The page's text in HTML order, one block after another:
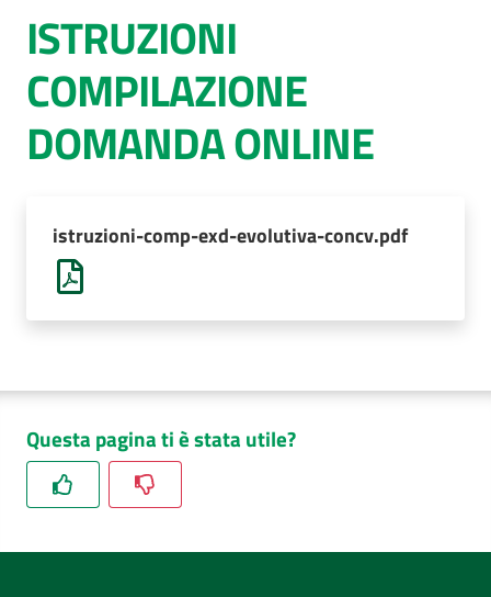
cura
AUSL
Comunica
ISTRUZIONI
COMPILAZIONE
DOMANDA ONLINE
istruzioni-comp-exd-evolutiva-concv.pdf
Questa pagina ti è stata utile?